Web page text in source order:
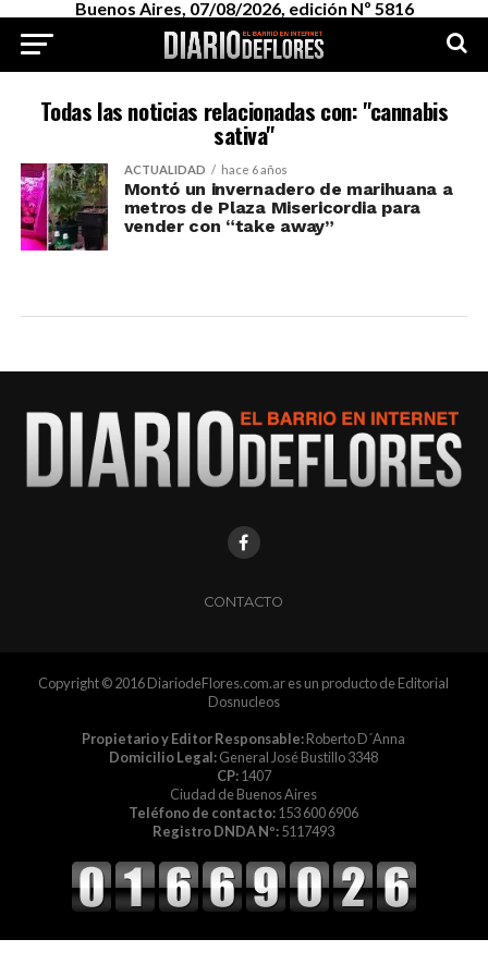
Buenos Aires, 07/08/2026, edición Nº 5816
Todas las noticias relacionadas con: "cannabis
sativa"
ACTUALIDAD hace 6 años
Montó un invernadero de marihuana a
metros de Plaza Misericordia para
vender con “take away”
CONTACTO
Copyright © 2016 DiariodeFlores.com.ar es un producto de Editorial
Dosnucleos
Propietario y Editor Responsable:Roberto D´Anna
Domicilio Legal:General José Bustillo 3348
CP:1407
Ciudad de Buenos Aires
Teléfono de contacto:153 600 6906
Registro DNDA Nº:5117493